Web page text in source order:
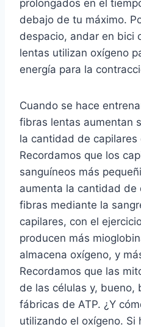
prolongados en el
debajo de tu máximo.
despacio, andar en bici
lentas utilizan oxígeno
energía para la
Cuando se hace
fibras lentas aumentan
la cantidad de capilares
Recordamos que los
sanguíneos más
aumenta la cantidad de
fibras mediante la
capilares, con el
producen más
almacena oxígeno, y
Recordamos que las
de las células y, bueno,
fábricas de ATP. ¿Y
utilizando el oxígeno. Si